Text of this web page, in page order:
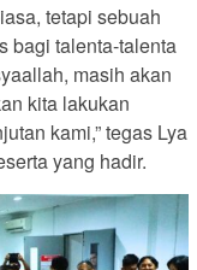
tetapi sebuah
bagi talenta-talenta
masih akan
kita lakukan
kami,” tegas Lya
yang hadir.